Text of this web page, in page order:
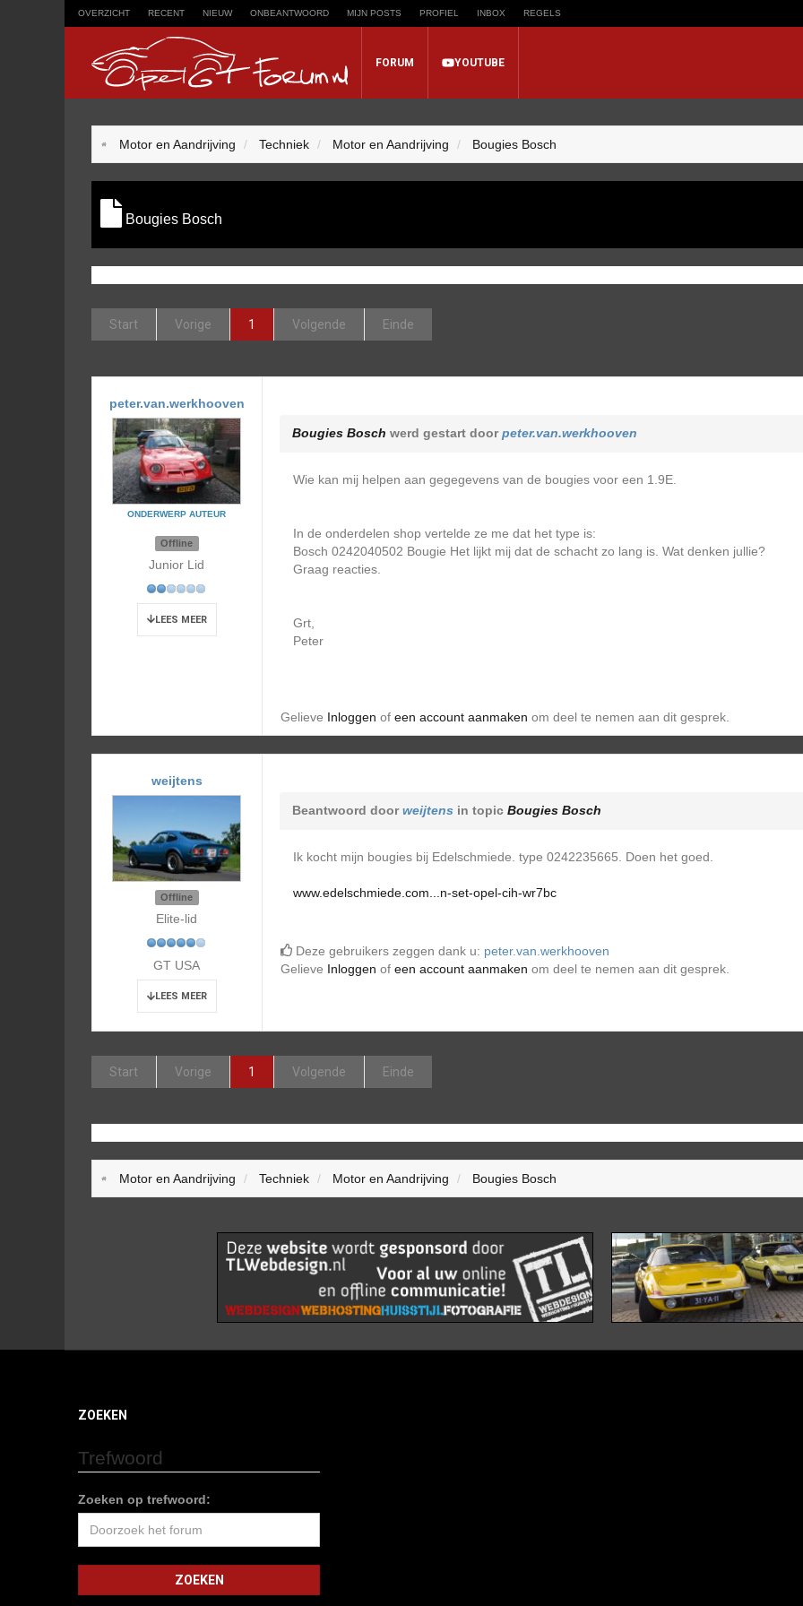
OVERZICHT RECENT NIEUW ONBEANTWOORD MIJN POSTS PROFIEL INBOX REGELS
Zoeken op trefwoord:
FORUM YOUTUBE
Motor en Aandrijving Techniek Motor en Aandrijving Bougies Bosch
Bougies Bosch
Start Vorige 1 Volgende Einde
peter.van.werkhooven
ONDERWERP AUTEUR
Offline
Junior Lid
LEES MEER
Bougies Bosch werd gestart doorpeter.van.werkhooven
Wie kan mij helpen aan gegegevens van de bougies voor een 1.9E.
In de onderdelen shop vertelde ze me dat het type is:
Bosch 0242040502 Bougie Het lijkt mij dat de schacht zo lang is. Wat denken jullie?
Graag reacties.
Grt,
Peter
Gelieve Inloggen of een account aanmaken om deel te nemen aan dit gesprek.
weijtens
Offline
Elite-lid
GT USA
LEES MEER
Beantwoord doorweijtensin topic Bougies Bosch
Ik kocht mijn bougies bij Edelschmiede. type 0242235665. Doen het goed.
www.edelschmiede.com...n-set-opel-cih-wr7bc
Deze gebruikers zeggen dank u: peter.van.werkhooven
Gelieve Inloggen of een account aanmaken om deel te nemen aan dit gesprek.
Start Vorige 1 Volgende Einde
Motor en Aandrijving Techniek Motor en Aandrijving Bougies Bosch
ZOEKEN
Trefwoord
Zoeken op trefwoord: